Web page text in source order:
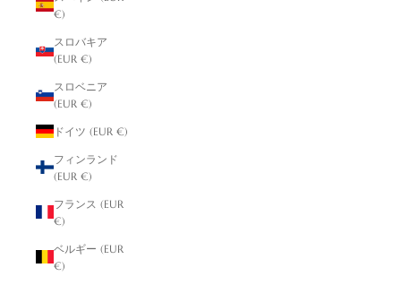
€)
スロバキア
(EUR €)
スロベニア
(EUR €)
ドイツ (EUR €)
フィンランド
(EUR €)
フランス (EUR
€)
ベルギー (EUR
€)